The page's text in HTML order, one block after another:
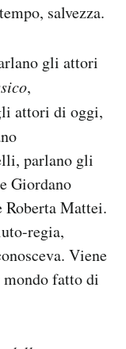
salvezza.
gli attori
,
attori di oggi,
parlano gli
Giordano
Roberta Mattei.
regia,
Viene
fatto di